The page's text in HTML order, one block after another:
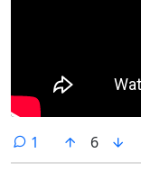
1 comment
6